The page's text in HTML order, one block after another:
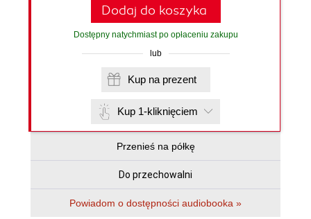
Dodaj do koszyka
Dostępny natychmiast po opłaceniu zakupu
lub
Kup na prezent
Kup 1-kliknięciem
Przenieś na półkę
Do przechowalni
Powiadom o dostępności audiobooka »